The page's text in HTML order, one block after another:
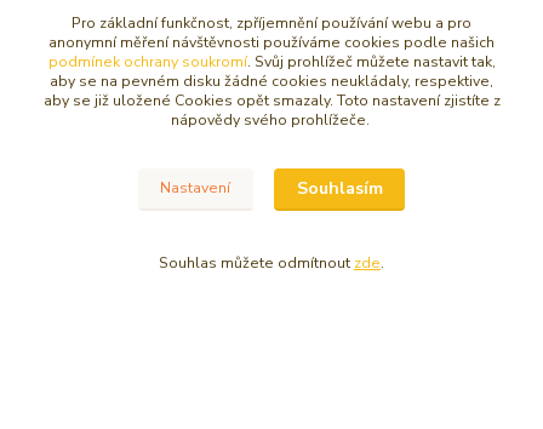
Velikost 18 cm, materiál polystone, dekorováno
Zboží zařazeno v kategoriích
Větší anděl 15 -30 cm
Pro základní funkčnost, zpříjemnění používání webu a pro
anonymní měření návštěvnosti používáme cookies podle našich
podmínek ochrany soukromí. Svůj prohlížeč můžete nastavit tak,
aby se na pevném disku žádné cookies neukládaly, respektive,
aby se již uložené Cookies opět smazaly. Toto nastavení zjistíte z
nápovědy svého prohlížeče.
Nastavení Souhlasím
Souhlas můžete odmítnout zde.